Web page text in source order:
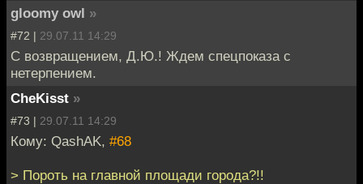
gloomy owl »
#72 | 29.07.11 14:29
С возвращением, Д.Ю.! Ждем спецпоказа с
нетерпением.
CheKisst »
#73 | 29.07.11 14:29
Кому: QashAK, #68
> Пороть на главной площади города?!!